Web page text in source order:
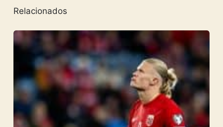
Relacionados